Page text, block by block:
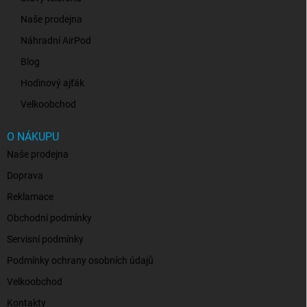
Naše prodejna
Náhradní AirPod
Blog
Hodinový ajťák
Velkoobchod
O NÁKUPU
Naše prodejna
Doprava
Reklamace
Obchodní podmínky
Servisní podmínky
Podmínky ochrany osobních údajů
Velkoobchod
Kontakty